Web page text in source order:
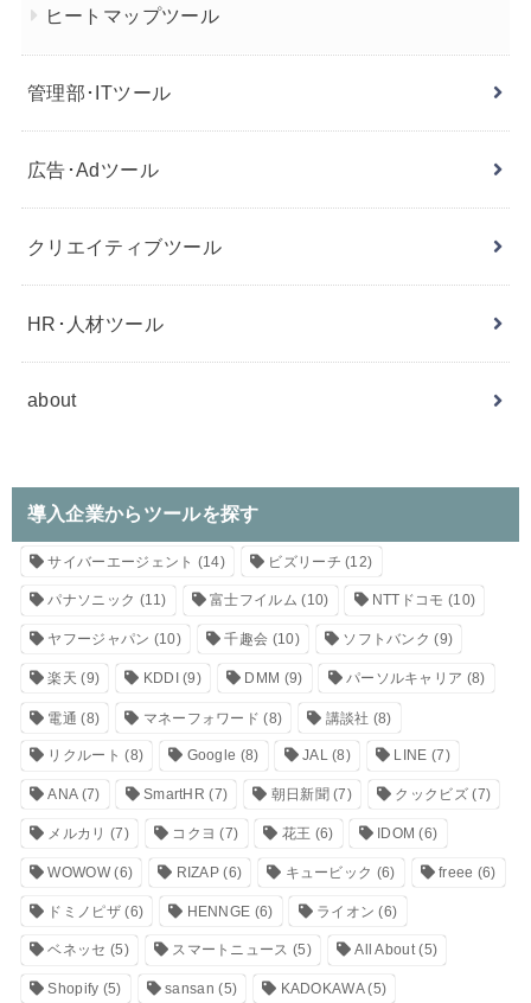
ヒートマップツール
管理部･ITツール
広告･Adツール
クリエイティブツール
HR･人材ツール
about
導入企業からツールを探す
サイバーエージェント (14) ビズリーチ (12)
パナソニック (11) 富士フイルム (10) NTTドコモ (10)
ヤフージャパン (10) 千趣会 (10) ソフトバンク (9)
楽天 (9) KDDI (9) DMM (9) パーソルキャリア (8)
電通 (8) マネーフォワード (8) 講談社 (8)
リクルート (8) Google (8) JAL(8) LINE (7)
ANA(7) SmartHR (7) 朝日新聞 (7) クックビズ(7)
メルカリ (7) コクヨ (7) 花王 (6) IDOM (6)
WOWOW(6) RIZAP (6) キュービック (6) freee (6)
ドミノピザ(6) HENNGE (6) ライオン (6)
ベネッセ (5) スマートニュース (5) All About(5)
Shopify (5) sansan (5) KADOKAWA(5)